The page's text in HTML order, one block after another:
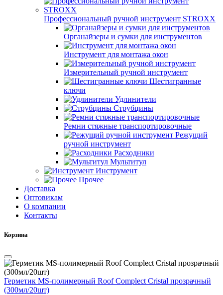
Профессиональный ручной инструмент STROXX
Органайзеры и сумки для инструментов
Инструмент для монтажа окон
Измерительный ручной инструмент
Шестигранные
ключи
Удлинители
Струбцины
Ремни стяжные транспортировочные
Режущий
ручной инструмент
Расходники
Мультитул
Инструмент
Прочее
Доставка
Оптовикам
О компании
Контакты
Корзина
Герметик MS-полимерный Roof Complect Cristal прозрачный
(300мл/20шт)